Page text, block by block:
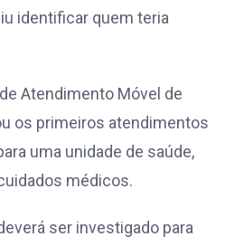
identificar quem teria
Atendimento Móvel de
os primeiros atendimentos
uma unidade de saúde,
médicos.
ser investigado para